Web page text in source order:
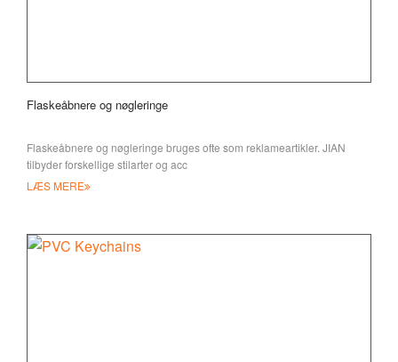
Flaskeåbnere og nøgleringe
Flaskeåbnere og nøgleringe bruges ofte som reklameartikler. JIAN
tilbyder forskellige stilarter og acc
LÆS MERE